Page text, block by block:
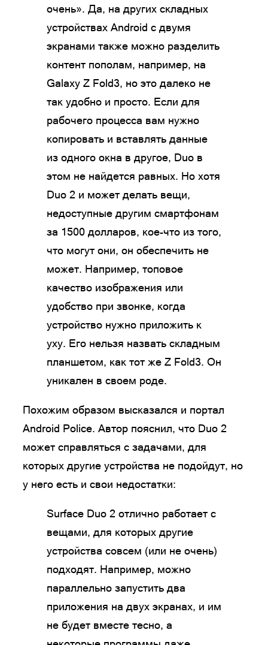
очень». Да, на других складных
устройствах Android с двумя
экранами также можно разделить
контент пополам, например, на
Galaxy Z Fold3, но это далеко не
так удобно и просто. Если для
рабочего процесса вам нужно
копировать и вставлять данные
из одного окна в другое, Duo в
этом не найдется равных. Но хотя
Duo 2 и может делать вещи,
недоступные другим смартфонам
за 1500 долларов, кое-что из того,
что могут они, он обеспечить не
может. Например, топовое
качество изображения или
удобство при звонке, когда
устройство нужно приложить к
уху. Его нельзя назвать складным
планшетом, как тот же Z Fold3. Он
уникален в своем роде.
Похожим образом высказался и портал
Android Police. Автор пояснил, что Duo 2
может справляться с задачами, для
которых другие устройства не подойдут, но
у него есть и свои недостатки:
Surface Duo 2 отлично работает с
вещами, для которых другие
устройства совсем (или не очень)
подходят. Например, можно
параллельно запустить два
приложения на двух экранах, и им
не будет вместе тесно, а